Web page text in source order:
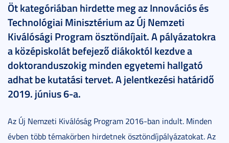
Öt kategóriában hirdette meg az Innovációs és
Technológiai Minisztérium az Új Nemzeti
Kiválósági Program ösztöndíjait. A pályázatokra
a középiskolát befejező diákoktól kezdve a
doktoranduszokig minden egyetemi hallgató
adhat be kutatási tervet. A jelentkezési határidő
2019. június 6-a.
Az Új Nemzeti Kiválóság Program 2016-ban indult. Minden
évben több témakörben hirdetnek ösztöndíjpályázatokat. Az